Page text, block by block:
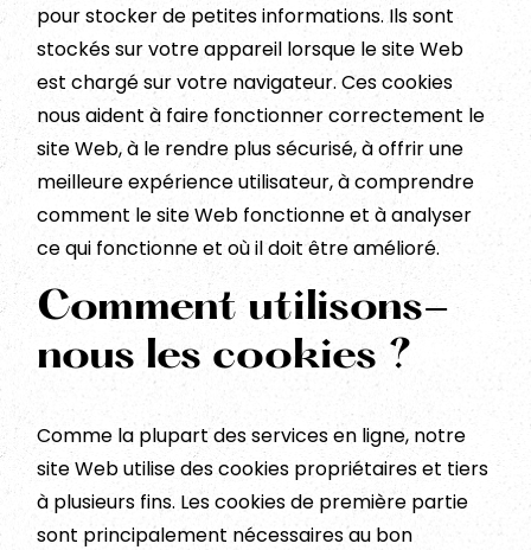
pour stocker de petites informations. Ils sont
stockés sur votre appareil lorsque le site Web
est chargé sur votre navigateur. Ces cookies
nous aident à faire fonctionner correctement le
site Web, à le rendre plus sécurisé, à offrir une
meilleure expérience utilisateur, à comprendre
comment le site Web fonctionne et à analyser
ce qui fonctionne et où il doit être amélioré.
Comment utilisons-
nous les cookies ?
Comme la plupart des services en ligne, notre
site Web utilise des cookies propriétaires et tiers
à plusieurs fins. Les cookies de première partie
sont principalement nécessaires au bon